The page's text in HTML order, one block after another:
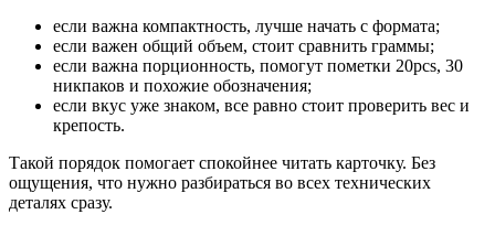
если важна компактность, лучше начать с формата;
если важен общий объем, стоит сравнить граммы;
если важна порционность, помогут пометки 20pcs, 30
никпаков и похожие обозначения;
если вкус уже знаком, все равно стоит проверить вес и
крепость.
Такой порядок помогает спокойнее читать карточку. Без
ощущения, что нужно разбираться во всех технических
деталях сразу.